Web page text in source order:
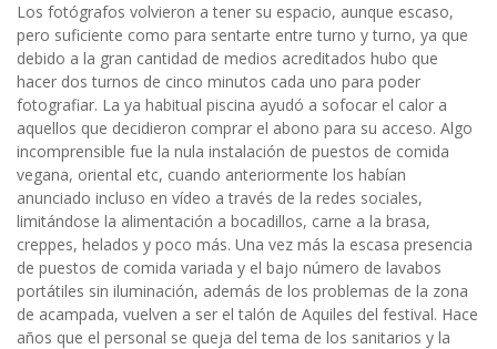
Los fotógrafos volvieron a tener su espacio, aunque escaso,
pero suficiente como para sentarte entre turno y turno, ya que
debido a la gran cantidad de medios acreditados hubo que
hacer dos turnos de cinco minutos cada uno para poder
fotografiar. La ya habitual piscina ayudó a sofocar el calor a
aquellos que decidieron comprar el abono para su acceso. Algo
incomprensible fue la nula instalación de puestos de comida
vegana, oriental etc, cuando anteriormente los habían
anunciado incluso en vídeo a través de la redes sociales,
limitándose la alimentación a bocadillos, carne a la brasa,
creppes, helados y poco más. Una vez más la escasa presencia
de puestos de comida variada y el bajo número de lavabos
portátiles sin iluminación, además de los problemas de la zona
de acampada, vuelven a ser el talón de Aquiles del festival. Hace
años que el personal se queja del tema de los sanitarios y la